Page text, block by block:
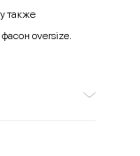
также
oversize.